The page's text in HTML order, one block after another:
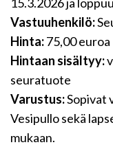
Vastuuhenkilö:
Hinta:75,00 euroa
Hintaan sisältyy:
seuratuote
Varustus:Sopivat
Vesipullo sekä
mukaan.